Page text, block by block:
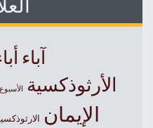
آباءأباء
الأرثوذكسية الأسبوع
الإيمان الارثوذكسية